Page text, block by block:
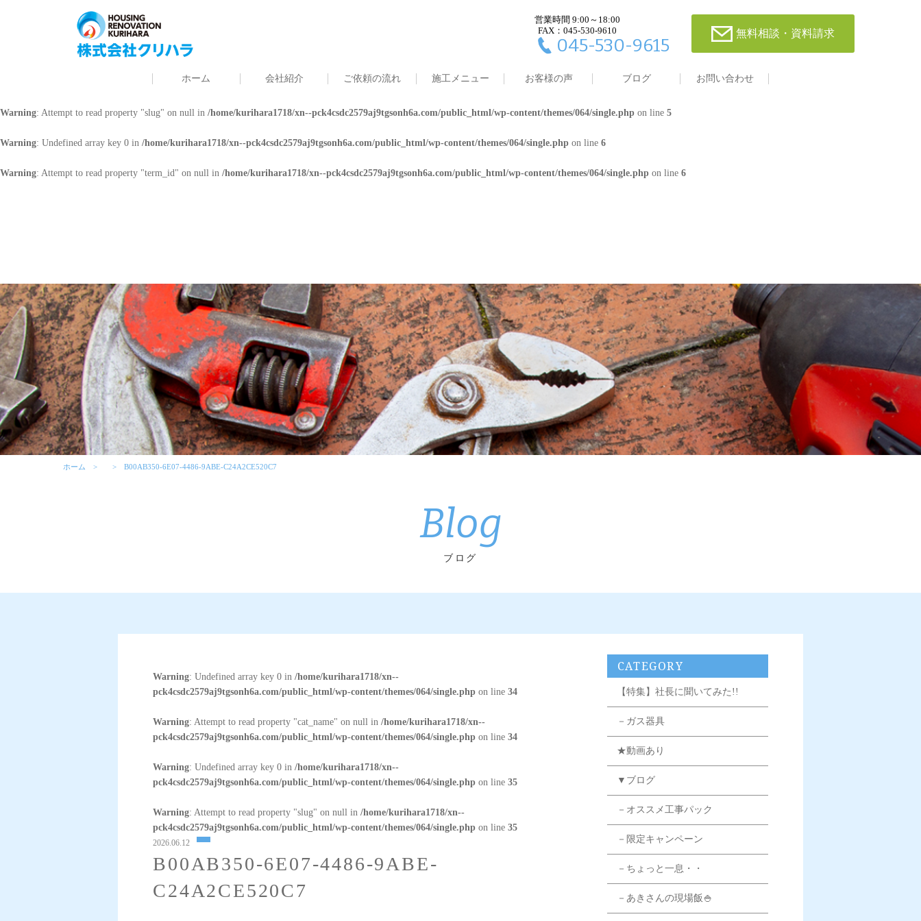
営業時間 9:00～18:00
FAX：045-530-9610
045-530-9615
無料相談・資料請求
ホーム 会社紹介 ご依頼の流れ 施工メニュー お客様の声 ブログ お問い合わせ
: Undefined array key 0 in/home/kurihara1718/xn--pck4csdc2579aj9tgsonh6a.com/public_html/wp-content/themes/064/single.phpon line4
: Attempt to read property "cat_name" on null in /home/kurihara1718/xn--pck4csdc2579aj9tgsonh6a.com/public_html/wp-content/themes/064/single.phpon line 4
/home/kurihara1718/xn--pck4csdc2579aj9tgsonh6a.com/public_html/wp-content/themes/064/single.phpon line
Warning: Attempt to read property "slug" on null in /home/kurihara1718/xn--pck4csdc2579aj9tgsonh6a.com/public_html/wp-content/themes/064/single.php on line 5
Warning: Undefined array key 0 in /home/kurihara1718/xn--pck4csdc2579aj9tgsonh6a.com/public_html/wp-content/themes/064/single.php on line 6
Warning: Attempt to read property "term_id" on null in /home/kurihara1718/xn--pck4csdc2579aj9tgsonh6a.com/public_html/wp-content/themes/064/single.php on line 6
ホーム B00AB350-6E07-4486-9ABE-C24A2CE520C7
Blog
ブログ
Warning: Undefined array key 0 in/home/kurihara1718/xn--
pck4csdc2579aj9tgsonh6a.com/public_html/wp-content/themes/064/single.php on line34
Warning: Attempt to read property "cat_name" on null in/home/kurihara1718/xn--
pck4csdc2579aj9tgsonh6a.com/public_html/wp-content/themes/064/single.php on line34
Warning: Undefined array key 0 in/home/kurihara1718/xn--
pck4csdc2579aj9tgsonh6a.com/public_html/wp-content/themes/064/single.php on line35
Warning: Attempt to read property "slug" on null in/home/kurihara1718/xn--
pck4csdc2579aj9tgsonh6a.com/public_html/wp-content/themes/064/single.php on line35
2026.06.12
B00AB350-6E07-4486-9ABE-
C24A2CE520C7
CATEGORY
【特集】社長に聞いてみた!!
－ガス器具
★動画あり
▼ブログ
－オススメ工事パック
－限定キャンペーン
－ちょっと一息・・
－あきさんの現場飯🍚